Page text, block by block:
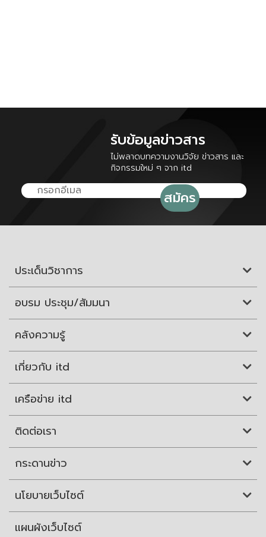
รับข้อมูลข่าวสาร
ไม่พลาดบทความงานวิจัย ข่าวสาร และ
กิจกรรมใหม่ ๆ จาก itd
ประเด็นวิชาการ
อบรม ประชุม/สัมมนา
คลังความรู้
เกี่ยวกับ itd
เครือข่าย itd
ติดต่อเรา
กระดานข่าว
นโยบายเว็บไซต์
แผนผังเว็บไซต์